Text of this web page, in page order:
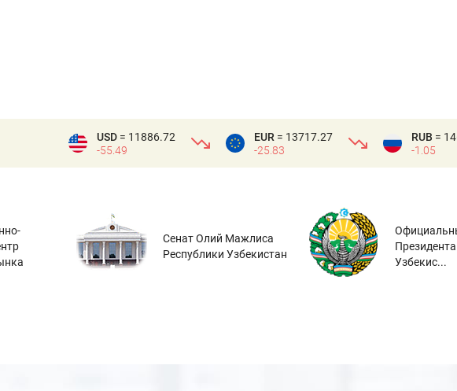
USD = 11886.72
-55.49
EUR = 13717.27
-25.83
RUB =
-1.05
Сенат Олий Мажлиса
Республики Узбекистан
Узбекис...